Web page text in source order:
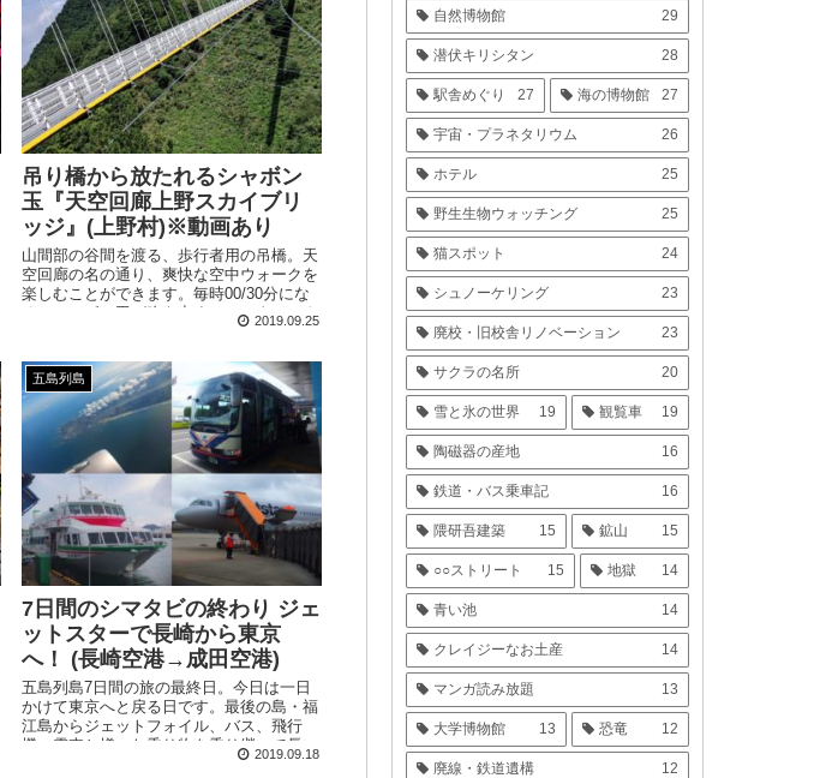
吊り橋から放たれるシャボン
玉『天空回廊上野スカイブリ
ッジ』(上野村)※動画あり
山間部の谷間を渡る、歩行者用の吊橋。天
空回廊の名の通り、爽快な空中ウォークを
楽しむことができます。毎時00/30分にな
るとシャボン玉が吹き出すファンタジック
2019.09.25
五島列島
7日間のシマタビの終わり ジェ
ットスターで長崎から東京
へ！ (長崎空港→成田空港)
五島列島7日間の旅の最終日。今日は一日
かけて東京へと戻る日です。最後の島・福
江島からジェットフォイル、バス、飛行
機、電車と様々な乗り物を乗り継いで長い
2019.09.18
自然博物館 29
潜伏キリシタン 28
駅舎めぐり 27 海の博物館 27
宇宙・プラネタリウム 26
ホテル 25
野生生物ウォッチング 25
猫スポット 24
シュノーケリング 23
廃校・旧校舎リノベーション 23
サクラの名所 20
雪と氷の世界 19 観覧車 19
陶磁器の産地 16
鉄道・バス乗車記 16
隈研吾建築 15 鉱山 15
○○ストリート 15 地獄 14
青い池 14
クレイジーなお土産 14
マンガ読み放題 13
大学博物館 13 恐竜 12
廃線・鉄道遺構 12